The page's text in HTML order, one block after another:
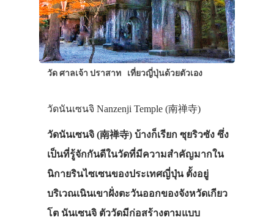
วัด ศาลเจ้า ปราสาท เที่ยวญี่ปุ่นด้วยตัวเอง
วัดนันเซนจิ Nanzenji Temple (南禅寺)
วัดนันเซนจิ (南禅寺) บ้างก็เรียก ซุยริวซัง ซึ่ง
เป็นที่รู้จักกันดีในวัดที่มีความสำคัญมากใน
นิกายรินไซเซนของประเทศญี่ปุ่น ตั้งอยู่
บริเวณเนินเขาฝั่งตะวันออกของจังหวัดเกียว
โต นันเซนจิ ตัววัดมีก่อสร้างตามแบบ